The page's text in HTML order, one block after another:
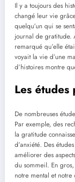
Il y a toujours des
changé leur vie
quelqu’un qui se
journal de gratitude.
remarqué qu’elle
voyait la vie d’une
d’histoires montre
Les études
De nombreuses
Par exemple, des
la gratitude
d’anxiété. Des
améliorer des
du sommeil. En
notre mental et notre